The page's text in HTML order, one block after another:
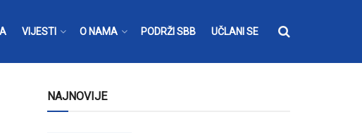
VIJESTI O NAMA PODRŽI SBB UČLANI SE
NAJNOVIJE